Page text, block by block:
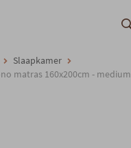
Slaapkamer
matras 160x200cm - medium